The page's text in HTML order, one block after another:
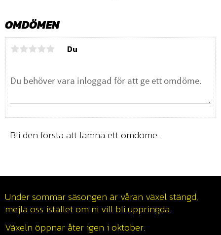
OMDÖMEN
Du
Bli den första att lämna ett omdöme.
Under sommar säsongen är våran växel stängd,
mejla oss istället om ni vill bli uppringda.
Växeln öppnar åter igen i oktober.